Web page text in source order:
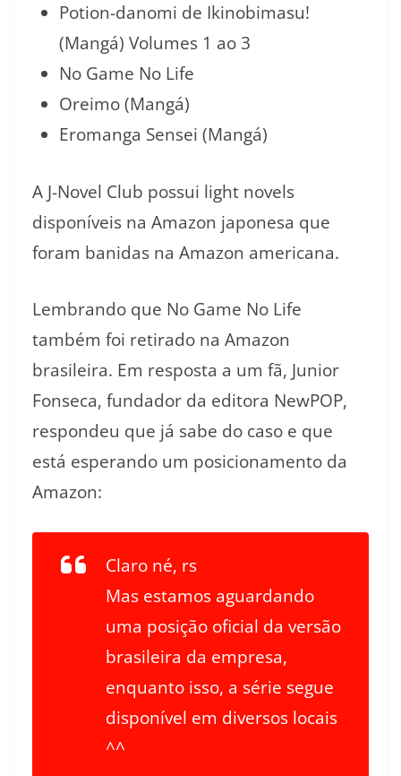
Potion-danomi de Ikinobimasu!
(Mangá) Volumes 1 ao 3
No Game No Life
Oreimo (Mangá)
Eromanga Sensei (Mangá)
A J-Novel Club possui light novels
disponíveis na Amazon japonesa que
foram banidas na Amazon americana.
Lembrando que No Game No Life
também foi retirado na Amazon
brasileira. Em resposta a um fã, Junior
Fonseca, fundador da editora NewPOP,
respondeu que já sabe do caso e que
está esperando um posicionamento da
Amazon:
Claro né, rs
Mas estamos aguardando
uma posição oficial da versão
brasileira da empresa,
enquanto isso, a série segue
disponível em diversos locais
^^